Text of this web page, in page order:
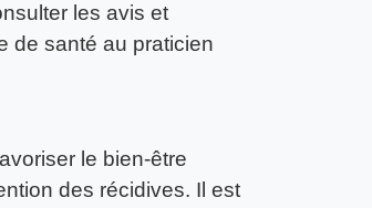
les avis et
de santé au praticien
le bien-être
des récidives. Il est